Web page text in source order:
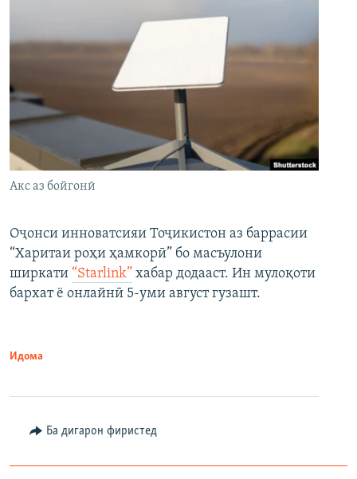
Акс аз бойгонӣ
Оҷонси инноватсияи Тоҷикистон аз баррасии
“Харитаи роҳи ҳамкорӣ” бо масъулони
ширкати “Starlink” хабар додааст. Ин мулоқоти
бархат ё онлайнӣ 5-уми август гузашт.
Идома
Ба дигарон фиристед